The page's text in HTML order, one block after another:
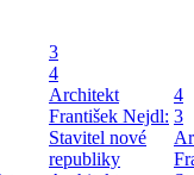
3
4
Architekt
František Nejdl:
Stavitel nové
republiky
4
3